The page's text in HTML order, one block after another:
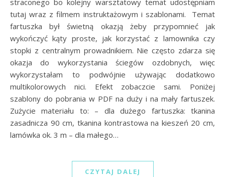
straconego bo kolejny warsztatowy temat udostępniam
tutaj wraz z filmem instruktażowym i szablonami. Temat
fartuszka był świetną okazją żeby przypomnieć jak
wykończyć kąty proste, jak korzystać z lamownika czy
stopki z centralnym prowadnikiem. Nie często zdarza się
okazja do wykorzystania ściegów ozdobnych, więc
wykorzystałam to podwójnie używając dodatkowo
multikolorowych nici. Efekt zobaczcie sami. Poniżej
szablony do pobrania w PDF na duży i na mały fartuszek.
Zużycie materiału to: – dla dużego fartuszka: tkanina
zasadnicza 90 cm, tkanina kontrastowa na kieszeń 20 cm,
lamówka ok. 3 m – dla małego…
CZYTAJ DALEJ